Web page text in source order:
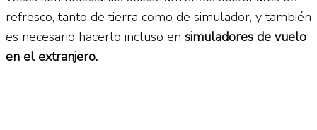
refresco, tanto de tierra como de simulador, y también
es necesario hacerlo incluso en simuladores de vuelo
en el extranjero.